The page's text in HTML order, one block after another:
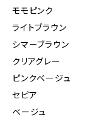
モモピンク
ライトブラウン
シマーブラウン
クリアグレー
ピンクベージュ
セピア
ベージュ